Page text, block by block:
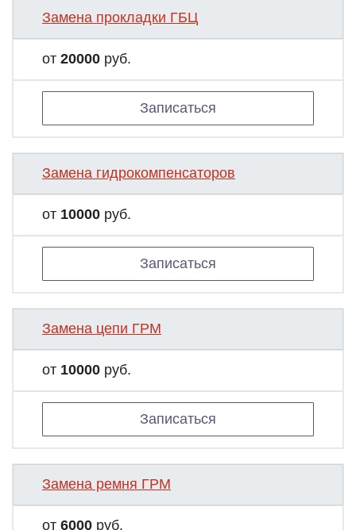
Замена прокладки ГБЦ
от 20000 руб.
Записаться
Замена гидрокомпенсаторов
от 10000 руб.
Записаться
Замена цепи ГРМ
от 10000 руб.
Записаться
Замена ремня ГРМ
от 6000 руб.